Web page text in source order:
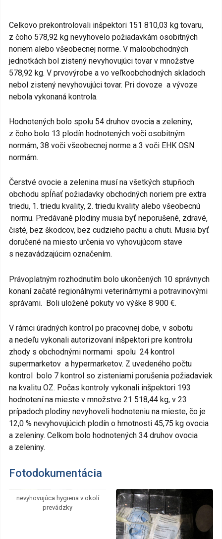
Celkovo prekontrolovali inšpektori 151 810,03 kg tovaru,
z čoho 578,92 kg nevyhovelo požiadavkám osobitných
noriem alebo všeobecnej norme. V maloobchodných
jednotkách bol zistený nevyhovujúci tovar v množstve
578,92 kg. V prvovýrobe a vo veľkoobchodných skladoch
nebol zistený nevyhovujúci tovar. Pri dovoze a vývoze
nebola vykonaná kontrola.
Hodnotených bolo spolu 54 druhov ovocia a zeleniny,
z čoho bolo 13 plodín hodnotených voči osobitným
normám, 38 voči všeobecnej norme a 3 voči EHK OSN
normám.
Čerstvé ovocie a zelenina musí na všetkých stupňoch
obchodu spĺňať požiadavky obchodných noriem pre extra
triedu, 1. triedu kvality, 2. triedu kvality alebo všeobecnú
normu. Predávané plodiny musia byť neporušené, zdravé,
čisté, bez škodcov, bez cudzieho pachu a chuti. Musia byť
doručené na miesto určenia vo vyhovujúcom stave
s nezavádzajúcim označením.
Právoplatným rozhodnutím bolo ukončených 10 správnych
konaní začaté regionálnymi veterinárnymi a potravinovými
správami. Boli uložené pokuty vo výške 8 900 €.
V rámci úradných kontrol po pracovnej dobe, v sobotu
a nedeľu vykonali autorizovaní inšpektori pre kontrolu
zhody s obchodnými normami spolu 24 kontrol
supermarketov a hypermarketov. Z uvedeného počtu
kontrol bolo 7 kontrol so zisteniami porušenia požiadaviek
na kvalitu OZ. Počas kontroly vykonali inšpektori 193
hodnotení na mieste v množstve 21 518,44 kg, v 23
prípadoch plodiny nevyhoveli hodnoteniu na mieste, čo je
12,0 % nevyhovujúcich plodín o hmotnosti 45,75 kg ovocia
a zeleniny. Celkom bolo hodnotených 34 druhov ovocia
a zeleniny.
Fotodokumentácia
nevyhovujúca hygiena v okolí
prevádzky